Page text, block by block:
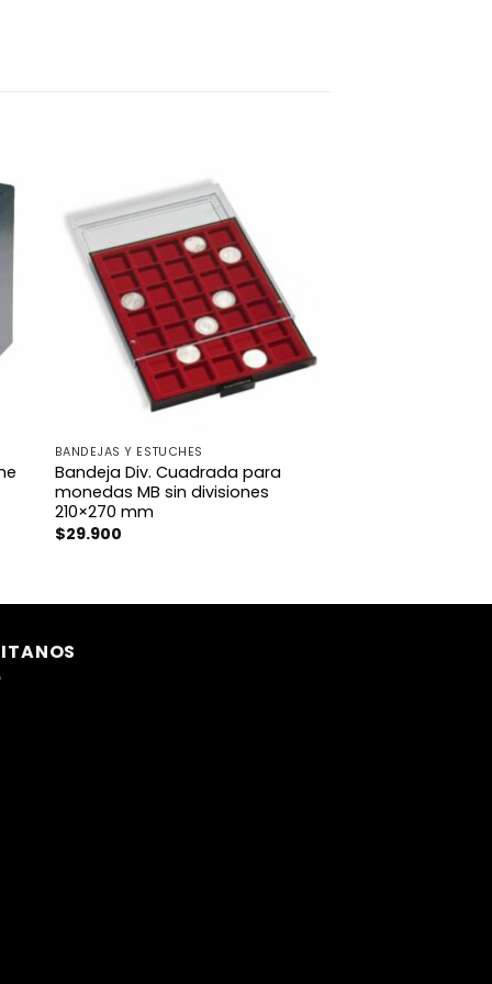
BANDEJAS Y ESTUCHES
Bandeja Div. Cuadrada para
monedas MB sin divisiones
210×270 mm
$29.900